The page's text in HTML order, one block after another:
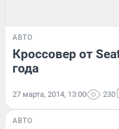
АВТО
Кроссовер от
года
27 марта, 2014, 13:00 230
АВТО